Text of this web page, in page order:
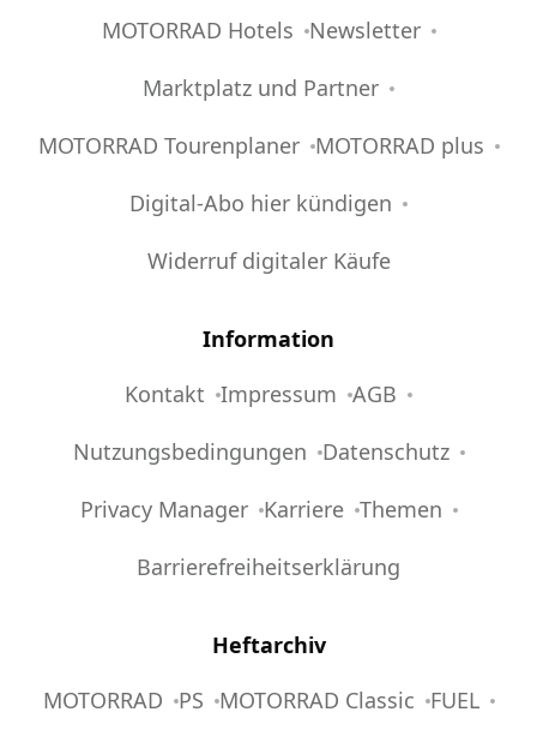
MOTORRAD Hotels Newsletter
Marktplatz und Partner
MOTORRAD Tourenplaner MOTORRAD plus
Digital-Abo hier kündigen
Widerruf digitaler Käufe
Information
Kontakt Impressum AGB
Nutzungsbedingungen Datenschutz
Privacy Manager Karriere Themen
Barrierefreiheitserklärung
Heftarchiv
MOTORRAD PS MOTORRAD Classic FUEL